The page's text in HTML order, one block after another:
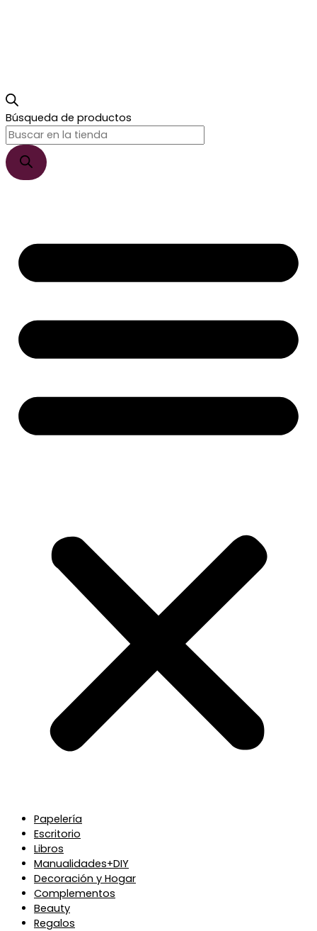
Búsqueda de productos
Papelería
Escritorio
Libros
Manualidades+DIY
Decoración y Hogar
Complementos
Beauty
Regalos